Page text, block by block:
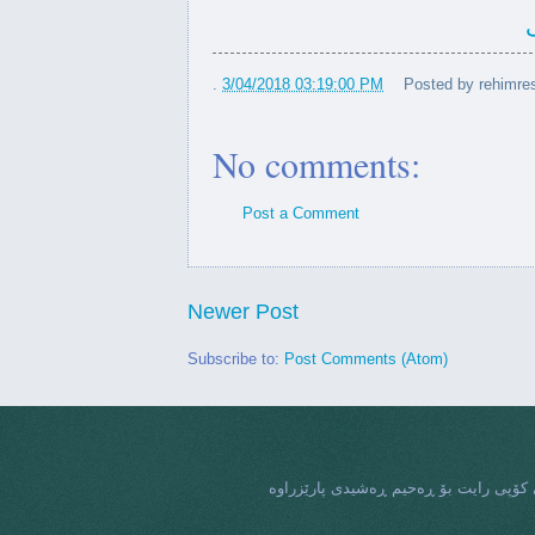
كورد هیوای سه‌ربه‌خۆیی‌
كوردستان...
...
رەحیم رەشیدی له‌ نەتەوە
لەگەڵ ھونەرمەند لیە خانم
قارەمانی لەش جوانی ئـارین
3/04/2018 03:19:00 PM Posted by
No comments:
Post a Comment
Newer Post
Subscribe to: Post Comments (Atom)